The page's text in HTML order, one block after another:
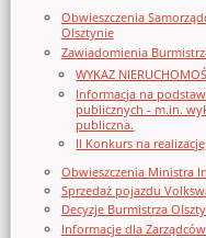
Obwieszczenia
Olsztynie
Zawiadomienia
WYKAZ
Informacja na
publicznych - m.in.
publiczna.
II Konkurs na
Obwieszczenia Ministra
Sprzedaż pojazdu
Decyzje Burmistrza
Informacje dla